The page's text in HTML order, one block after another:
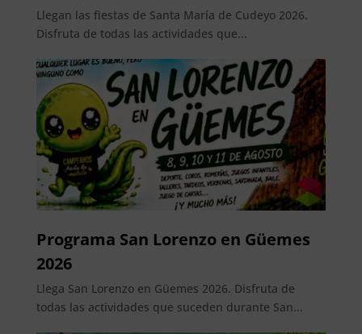
Llegan las fiestas de Santa María de Cudeyo 2026.
Disfruta de todas las actividades que...
Programa San Lorenzo en Güemes
2026
Llega San Lorenzo en Güemes 2026. Disfruta de
todas las actividades que suceden durante San...